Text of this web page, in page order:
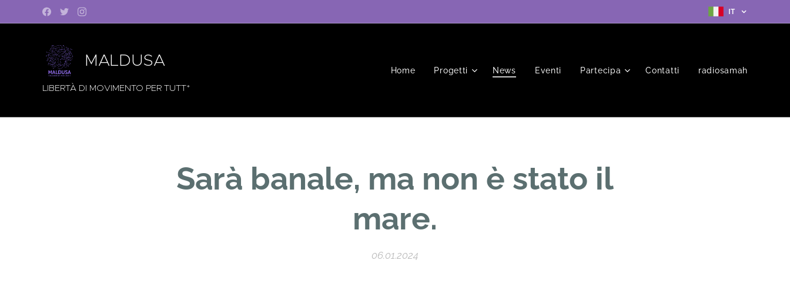
IT
MALDUSA
LIBERTÀ DI MOVIMENTO PER TUTT*
Home Progetti News Eventi Partecipa Contatti radiosamah
Sarà banale, ma non è stato il
mare.
06.01.2024